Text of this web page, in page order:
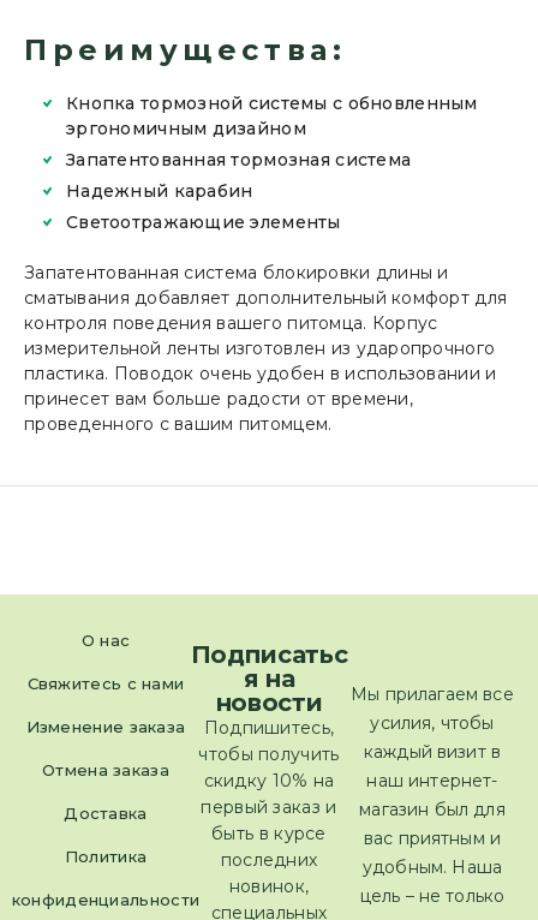
Преимущества:
Кнопка тормозной системы с обновленным
эргономичным дизайном
Запатентованная тормозная система
Надежный карабин
Светоотражающие элементы
Запатентованная система блокировки длины и
сматывания добавляет дополнительный комфорт для
контроля поведения вашего питомца. Корпус
измерительной ленты изготовлен из ударопрочного
пластика. Поводок очень удобен в использовании и
принесет вам больше радости от времени,
проведенного с вашим питомцем.
О нас
Свяжитесь с нами
Изменение заказа
Отмена заказа
Доставка
Политика
конфиденциальности
Мы прилагаем все
усилия, чтобы
каждый визит в
наш интернет-
магазин был для
вас приятным и
удобным. Наша
цель – не только
Подписатьс
я на
новости
Подпишитесь,
чтобы получить
скидку 10% на
первый заказ и
быть в курсе
последних
новинок,
специальных